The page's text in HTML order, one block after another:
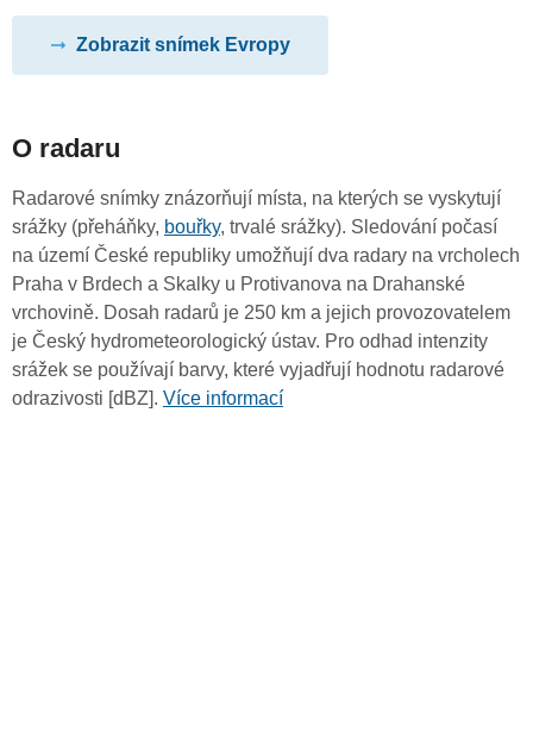
Zobrazit snímek Evropy
O radaru
Radarové snímky znázorňují místa, na kterých se vyskytují
srážky (přeháňky, bouřky, trvalé srážky). Sledování počasí
na území České republiky umožňují dva radary na vrcholech
Praha v Brdech a Skalky u Protivanova na Drahanské
vrchovině. Dosah radarů je 250 km a jejich provozovatelem
je Český hydrometeorologický ústav. Pro odhad intenzity
srážek se používají barvy, které vyjadřují hodnotu radarové
odrazivosti [dBZ]. Více informací